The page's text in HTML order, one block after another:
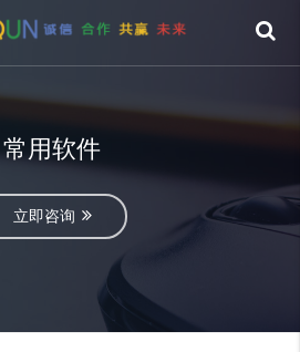
常用软件
立即咨询